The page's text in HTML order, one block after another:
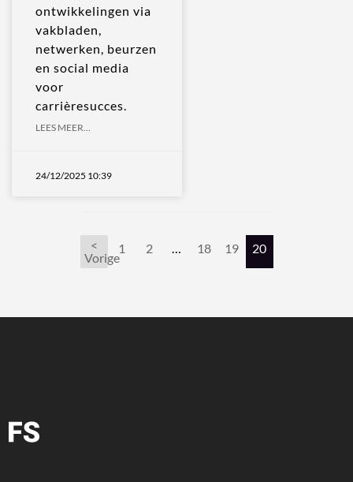
ontwikkelingen via
vakbladen,
netwerken, beurzen
en social media
voor
carrièresucces.
LEES MEER...
24/12/2025 10:39
Berichten
<
Vorige
1 2 18 19 20